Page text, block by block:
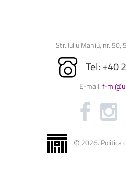
Str. Iuliu Maniu, nr. 50,
Tel: +40
E-mail:f-
© 2026. Politica